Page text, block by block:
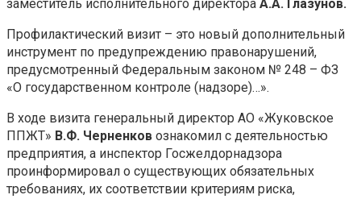
заместитель исполнительного директора А.А. Глазунов.
Профилактический визит – это новый дополнительный
инструмент по предупреждению правонарушений,
предусмотренный Федеральным законом № 248 – ФЗ
«О государственном контроле (надзоре)…».
В ходе визита генеральный директор АО «Жуковское
ППЖТ» В.Ф. Черненков ознакомил с деятельностью
предприятия, а инспектор Госжелдорнадзора
проинформировал о существующих обязательных
требованиях, их соответствии критериям риска,